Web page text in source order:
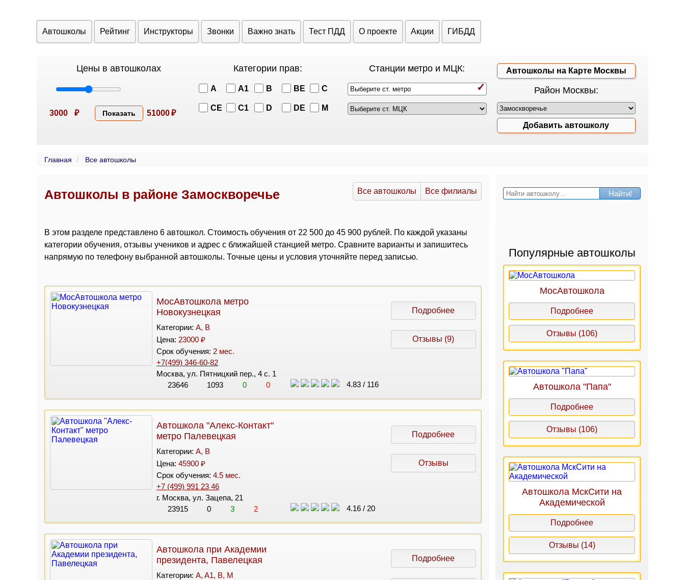
Автошколы Рейтинг Инструкторы Звонки Важно знать Тест ПДД О проекте Акции ГИБДД
Цены в автошколах
3000 ₽ Показать 51000 ₽
Категории прав:
A A1 B BE C
CE C1 D DE M
Станции метро и МЦК:
Выберите ст. метро
Автошколы на Карте Москвы
Район Москвы:
Добавить автошколу
Главная Все автошколы
Автошколы в районе Замоскворечье Все автошколы Все филиалы
В этом разделе представлено 6 автошкол. Стоимость обучения от 22 500 до 45 900 рублей. По каждой указаны
категории обучения, отзывы учеников и адрес с ближайшей станцией метро. Сравните варианты и запишитесь
напрямую по телефону выбранной автошколы. Точные цены и условия уточняйте перед записью.
МосАвтошкола метро
Новокузнецкая
Категории: A, B
Цена: 23000 ₽
Срок обучения: 2 мес.
+7(499) 346-60-82
Москва, ул. Пятницкий пер., 4 с. 1
23646
1093 0 0 4.83/ 116
Подробнее
Отзывы (9)
Автошкола "Алекс-Контакт"
метро Палевецкая
Категории: A, B
Цена: 45900 ₽
Срок обучения: 4.5 мес.
+7 (499) 991 23 46
г. Москва, ул. Зацепа, 21
23915
0 3 2 4.16/ 20
Подробнее
Отзывы
Автошкола при Академии
президента, Павелецкая
Категории: A, A1, B, M
Подробнее
Найти!
Популярные автошколы
МосАвтошкола
Подробнее
Отзывы (106)
Автошкола "Папа"
Подробнее
Отзывы (106)
Автошкола МскСити на
Академической
Подробнее
Отзывы (14)